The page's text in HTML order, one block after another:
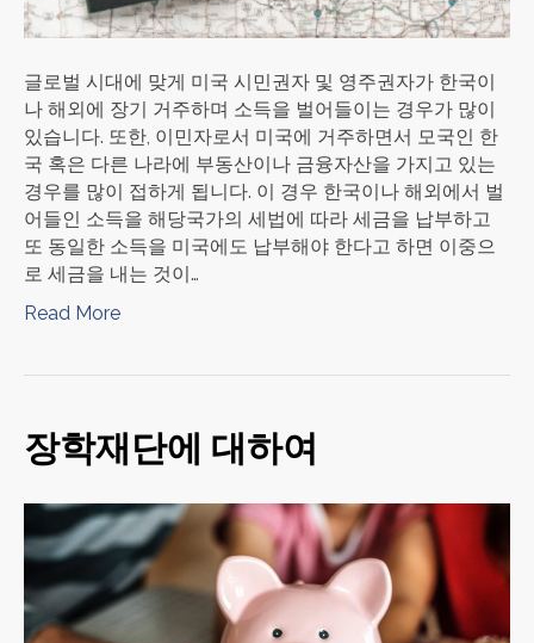
글로벌 시대에 맞게 미국 시민권자 및 영주권자가 한국이
나 해외에 장기 거주하며 소득을 벌어들이는 경우가 많이
있습니다. 또한, 이민자로서 미국에 거주하면서 모국인 한
국 혹은 다른 나라에 부동산이나 금융자산을 가지고 있는
경우를 많이 접하게 됩니다. 이 경우 한국이나 해외에서 벌
어들인 소득을 해당국가의 세법에 따라 세금을 납부하고
또 동일한 소득을 미국에도 납부해야 한다고 하면 이중으
로 세금을 내는 것이…
Read More
장학재단에 대하여